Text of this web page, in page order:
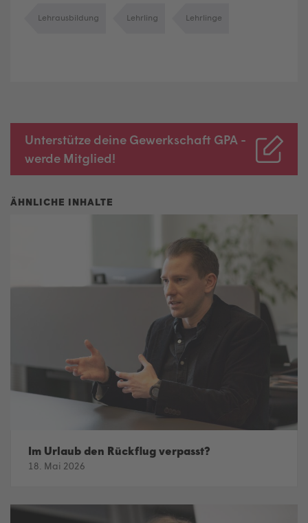
Lehrausbildung Lehrling Lehrlinge
Unterstütze deine Gewerkschaft GPA -
werde Mitglied!
Im Urlaub den Rückflug verpasst?
18. Mai 2026